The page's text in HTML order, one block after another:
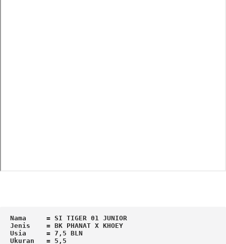
Nama     = SI TIGER 01 JUNIOR
Jenis    = BK PHANAT X KHOEY
Usia     = 7,5 BLN
Ukuran   = 5,5